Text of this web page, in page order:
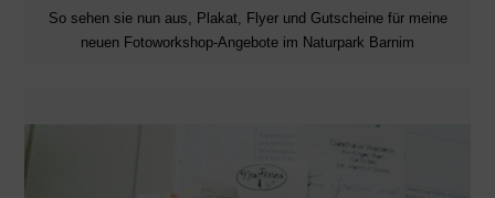
So sehen sie nun aus, Plakat, Flyer und Gutscheine für meine
neuen Fotoworkshop-Angebote im Naturpark Barnim